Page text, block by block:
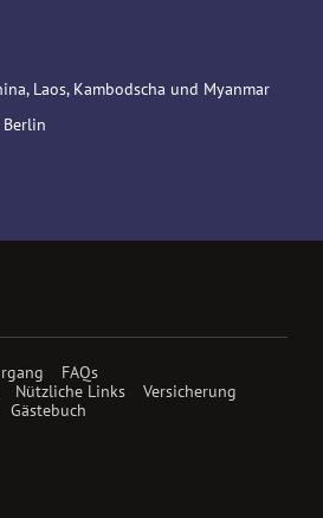
Laos, Kambodscha und Myanmar
FAQs
Nützliche Links
Versicherung
Gästebuch